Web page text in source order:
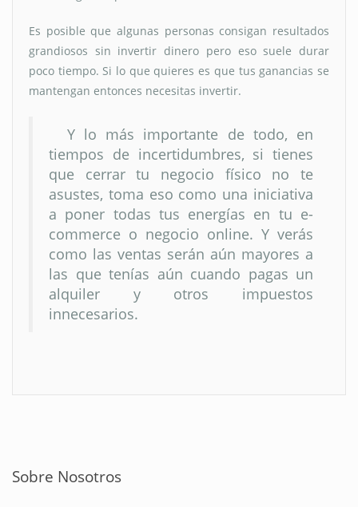
Es posible que algunas personas consigan resultados
grandiosos sin invertir dinero pero eso suele durar
poco tiempo. Si lo que quieres es que tus ganancias se
mantengan entonces necesitas invertir.
Y lo más importante de todo, en
tiempos de incertidumbres, si tienes
que cerrar tu negocio físico no te
asustes, toma eso como una iniciativa
a poner todas tus energías en tu e-
commerce o negocio online. Y verás
como las ventas serán aún mayores a
las que tenías aún cuando pagas un
alquiler y otros impuestos
innecesarios.
Sobre Nosotros